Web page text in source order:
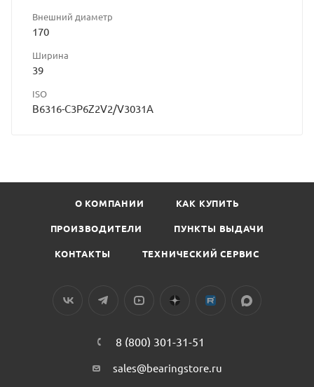
Внешний диаметр
170
Ширина
39
ISO
B6316-C3P6Z2V2/V3031A
О КОМПАНИИ КАК КУПИТЬ
ПРОИЗВОДИТЕЛИ ПУНКТЫ ВЫДАЧИ
КОНТАКТЫ ТЕХНИЧЕСКИЙ СЕРВИС
8 (800) 301-31-51
sales@bearingstore.ru